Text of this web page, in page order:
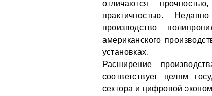
отличаются
практичностью.
производство
американского
установках.
Расширение
соответствует целям
сектора и цифровой